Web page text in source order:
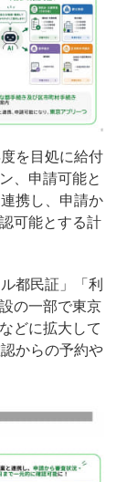
を目処に給付
、申請可能と
携し、申請か
可能とする計
都民証」「利
の一部で東京
どに拡大して
からの予約や